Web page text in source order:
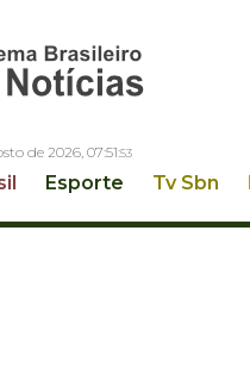
de 2026, 07:51:55
Esporte Tv Sbn